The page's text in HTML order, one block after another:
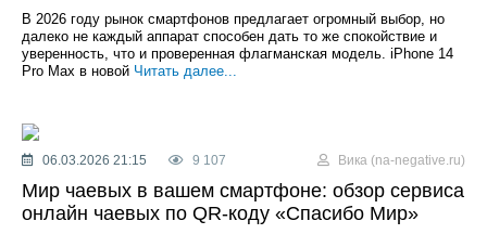
В 2026 году рынок смартфонов предлагает огромный выбор, но
далеко не каждый аппарат способен дать то же спокойствие и
уверенность, что и проверенная флагманская модель. iPhone 14
Pro Max в новой Читать далее...
06.03.2026 21:15 9 107 Вика (na-negative.ru)
Мир чаевых в вашем смартфоне: обзор сервиса
онлайн чаевых по QR-коду «Спасибо Мир»